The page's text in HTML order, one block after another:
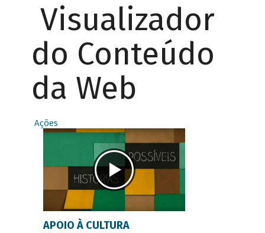
Visualizador
do Conteúdo
da Web
Ações
APOIO À CULTURA